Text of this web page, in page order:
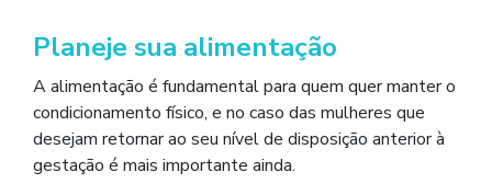
Planeje sua alimentação
A alimentação é fundamental para quem quer manter o
condicionamento físico, e no caso das mulheres que
desejam retornar ao seu nível de disposição anterior à
gestação é mais importante ainda.